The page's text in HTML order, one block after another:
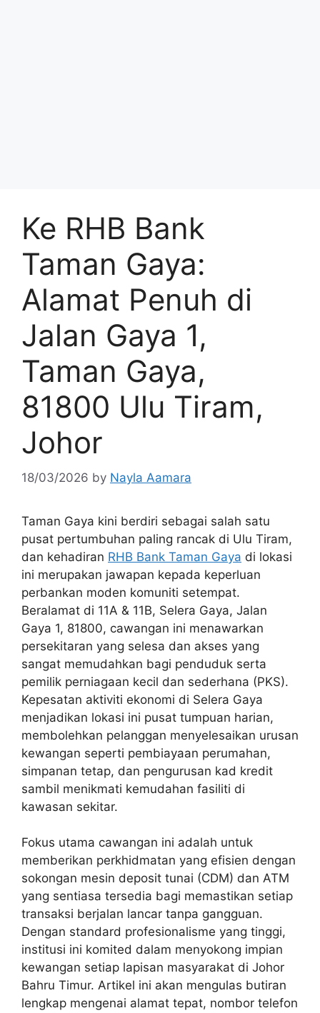
Ke RHB Bank
Taman Gaya:
Alamat Penuh di
Jalan Gaya 1,
Taman Gaya,
81800 Ulu Tiram,
Johor
18/03/2026 by Nayla Aamara
Taman Gaya kini berdiri sebagai salah satu
pusat pertumbuhan paling rancak di Ulu Tiram,
dan kehadiran RHB Bank Taman Gaya di lokasi
ini merupakan jawapan kepada keperluan
perbankan moden komuniti setempat.
Beralamat di 11A & 11B, Selera Gaya, Jalan
Gaya 1, 81800, cawangan ini menawarkan
persekitaran yang selesa dan akses yang
sangat memudahkan bagi penduduk serta
pemilik perniagaan kecil dan sederhana (PKS).
Kepesatan aktiviti ekonomi di Selera Gaya
menjadikan lokasi ini pusat tumpuan harian,
membolehkan pelanggan menyelesaikan urusan
kewangan seperti pembiayaan perumahan,
simpanan tetap, dan pengurusan kad kredit
sambil menikmati kemudahan fasiliti di
kawasan sekitar.
Fokus utama cawangan ini adalah untuk
memberikan perkhidmatan yang efisien dengan
sokongan mesin deposit tunai (CDM) dan ATM
yang sentiasa tersedia bagi memastikan setiap
transaksi berjalan lancar tanpa gangguan.
Dengan standard profesionalisme yang tinggi,
institusi ini komited dalam menyokong impian
kewangan setiap lapisan masyarakat di Johor
Bahru Timur. Artikel ini akan mengulas butiran
lengkap mengenai alamat tepat, nombor telefon